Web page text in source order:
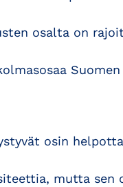
osalta on
Suomen
osin
mutta sen